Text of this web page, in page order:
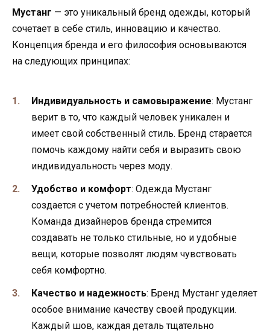
Мустанг — это уникальный бренд одежды, который
сочетает в себе стиль, инновацию и качество.
Концепция бренда и его философия основываются
на следующих принципах:
Индивидуальность и самовыражение: Мустанг
верит в то, что каждый человек уникален и
имеет свой собственный стиль. Бренд старается
помочь каждому найти себя и выразить свою
индивидуальность через моду.
Удобство и комфорт: Одежда Мустанг
создается с учетом потребностей клиентов.
Команда дизайнеров бренда стремится
создавать не только стильные, но и удобные
вещи, которые позволят людям чувствовать
себя комфортно.
Качество и надежность: Бренд Мустанг уделяет
особое внимание качеству своей продукции.
Каждый шов, каждая деталь тщательно